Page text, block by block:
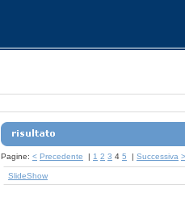
Pagine: < Precedente | 1 2 3 4 5 | Successiva >
SlideShow